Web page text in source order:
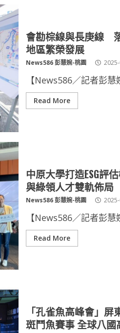
會勘棕線與長庚線
地區繁榮發展
News586 彭慧婉-桃園
【News586／記者彭
Read More
中原大學打造ESG
與綠領人才雙軌佈局
News586 彭慧婉-桃園
【News586／記者彭
Read More
「孔雀魚高峰會」
斑鬥魚賽事 全球八